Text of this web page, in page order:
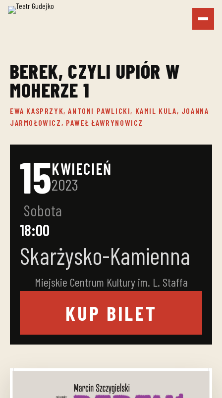
BEREK, CZYLI UPIÓR W
MOHERZE 1
EWA KASPRZYK, ANTONI PAWLICKI, KAMIL KULA, JOANNA
JARMOŁOWICZ, PAWEŁ ŁAWRYNOWICZ
15KWIECIEŃ
2023
Sobota
18:00
Skarżysko-Kamienna
Miejskie Centrum Kultury im. L. Staffa
KUP BILET